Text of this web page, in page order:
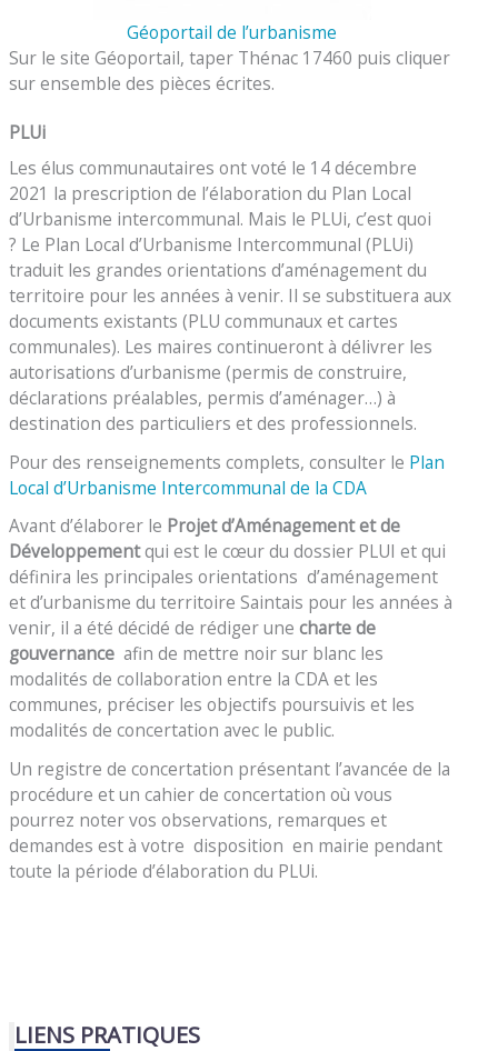
Géoportail de l’urbanisme
Sur le site Géoportail, taper Thénac 17460 puis cliquer
sur ensemble des pièces écrites.
PLUi
Les élus communautaires ont voté le 14 décembre
2021 la prescription de l’élaboration du Plan Local
d’Urbanisme intercommunal. Mais le PLUi, c’est quoi
? Le Plan Local d’Urbanisme Intercommunal (PLUi)
traduit les grandes orientations d’aménagement du
territoire pour les années à venir. Il se substituera aux
documents existants (PLU communaux et cartes
communales). Les maires continueront à délivrer les
autorisations d’urbanisme (permis de construire,
déclarations préalables, permis d’aménager…) à
destination des particuliers et des professionnels.
Pour des renseignements complets, consulter le Plan
Local d’Urbanisme Intercommunal de la CDA
Avant d’élaborer le Projet d’Aménagement et de
Développementqui est le cœur du dossier PLUI et qui
définira les principales orientations d’aménagement
et d’urbanisme du territoire Saintais pour les années à
venir, il a été décidé de rédiger unecharte de
gouvernance afin de mettre noir sur blanc les
modalités de collaboration entre la CDA et les
communes, préciser les objectifs poursuivis et les
modalités de concertation avec le public.
Un registre de concertation présentant l’avancée de la
procédure et un cahier de concertation où vous
pourrez noter vos observations, remarques et
demandes est à votre disposition en mairie pendant
toute la période d’élaboration du PLUi.
LIENS PRATIQUES